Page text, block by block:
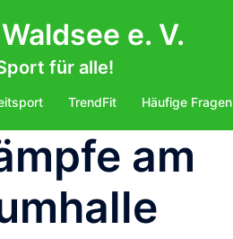
e. V.
für alle!
TrendFit Häufige Fragen
am